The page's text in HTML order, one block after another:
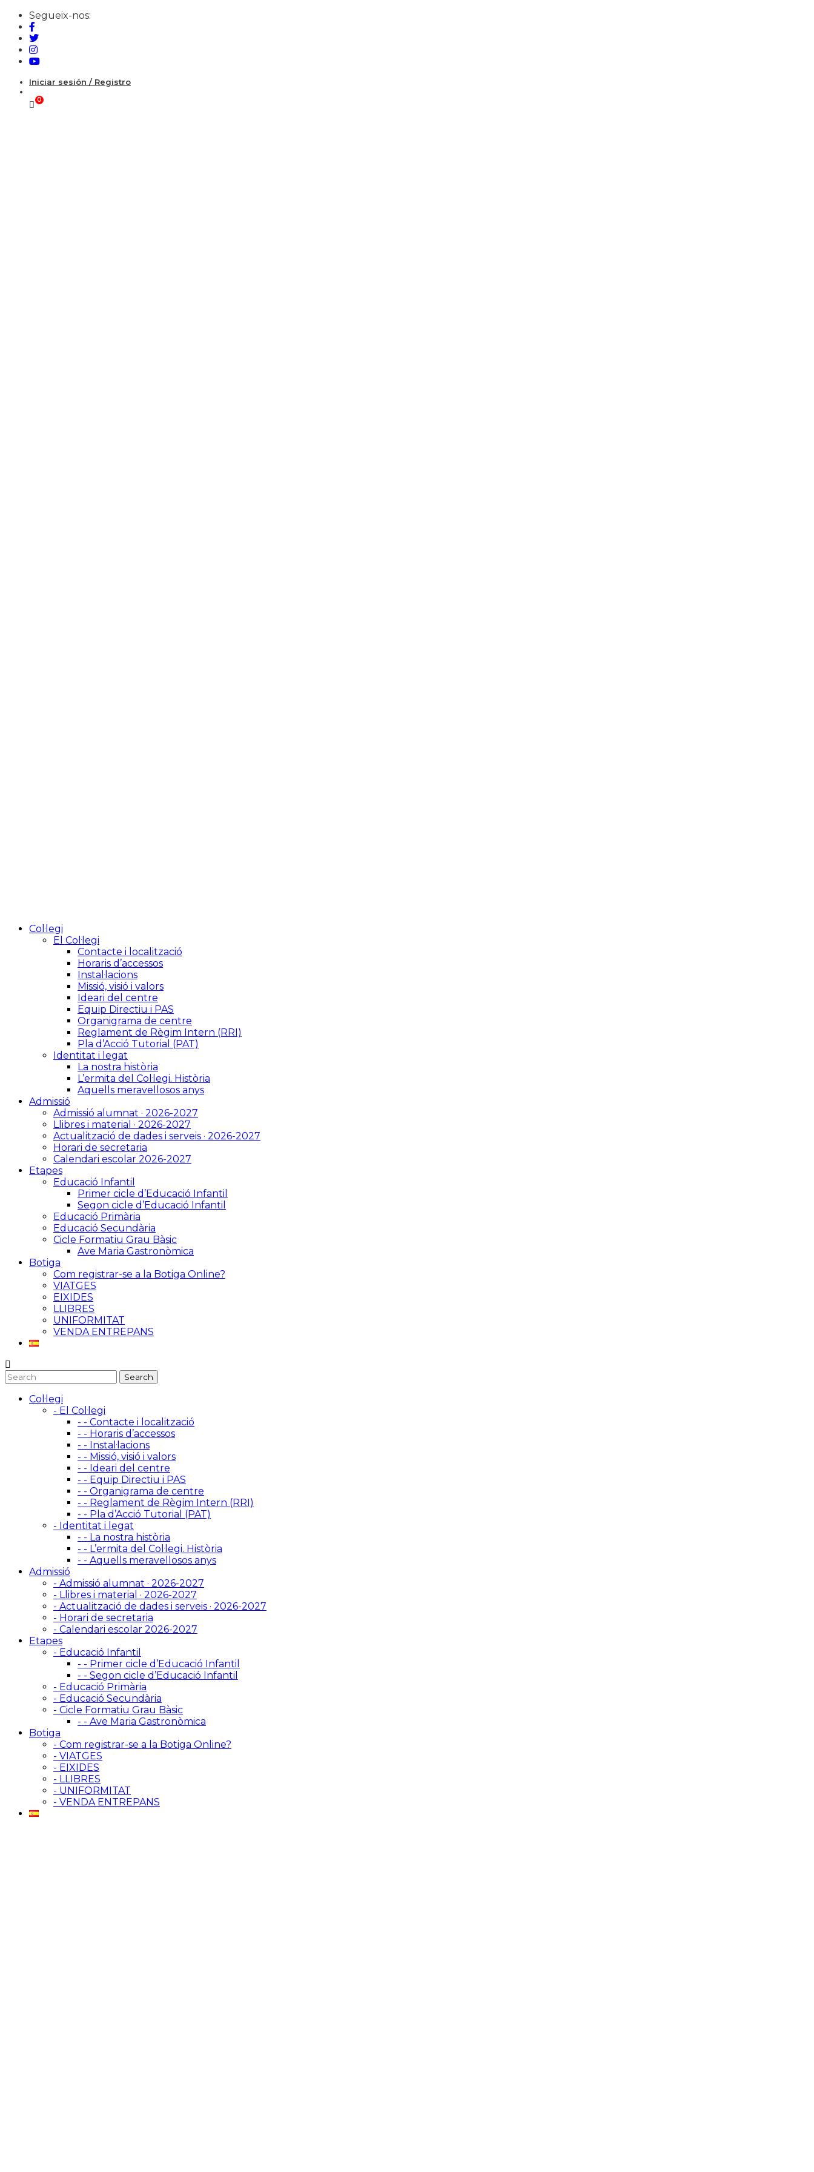
Segueix-nos:
Iniciar sesión / Registro
Col·legi
El Col·legi
Contacte i localització
Horaris d’accessos
Instal·lacions
Missió, visió i valors
Ideari del centre
Equip Directiu i PAS
Organigrama de centre
Reglament de Règim Intern (RRI)
Pla d’Acció Tutorial (PAT)
Identitat i legat
La nostra història
L’ermita del Col·legi. Història
Aquells meravellosos anys
Admissió
Admissió alumnat · 2026-2027
Llibres i material · 2026-2027
Actualització de dades i serveis · 2026-2027
Horari de secretaria
Calendari escolar 2026-2027
Etapes
Educació Infantil
Primer cicle d’Educació Infantil
Segon cicle d’Educació Infantil
Educació Primària
Educació Secundària
Cicle Formatiu Grau Bàsic
Ave Maria Gastronòmica
Botiga
Com registrar-se a la Botiga Online?
VIATGES
EIXIDES
LLIBRES
UNIFORMITAT
VENDA ENTREPANS
Col·legi
- El Col·legi
- - Contacte i localització
- - Horaris d’accessos
- - Instal·lacions
- - Missió, visió i valors
- - Ideari del centre
- - Equip Directiu i PAS
- - Organigrama de centre
- - Reglament de Règim Intern (RRI)
- - Pla d’Acció Tutorial (PAT)
- Identitat i legat
- - La nostra història
- - L’ermita del Col·legi. Història
- - Aquells meravellosos anys
Admissió
- Admissió alumnat · 2026-2027
- Llibres i material · 2026-2027
- Actualització de dades i serveis · 2026-2027
- Horari de secretaria
- Calendari escolar 2026-2027
Etapes
- Educació Infantil
- - Primer cicle d’Educació Infantil
- - Segon cicle d’Educació Infantil
- Educació Primària
- Educació Secundària
- Cicle Formatiu Grau Bàsic
- - Ave Maria Gastronòmica
Botiga
- Com registrar-se a la Botiga Online?
- VIATGES
- EIXIDES
- LLIBRES
- UNIFORMITAT
- VENDA ENTREPANS